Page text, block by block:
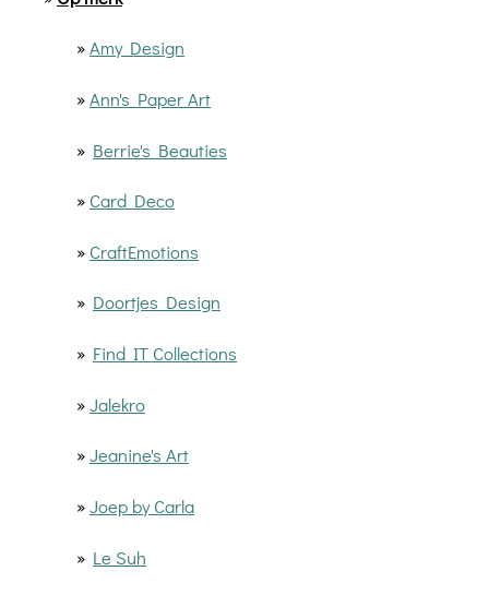
»Amy Design
»Ann's Paper Art
» Berrie's Beauties
» Card Deco
» CraftEmotions
» Doortjes Design
» Find IT Collections
»Jalekro
»Jeanine's Art
»Joep by Carla
» Le Suh